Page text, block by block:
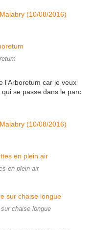
l'Arboretum car je veux
se passe dans le parc
en plein air
chaise longue